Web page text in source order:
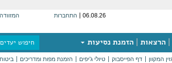
06.08.26 התחברות
הרצאות הזמנת נסיעות חיפוש יעדים
המקוון דף הפייסבוק טיולי ג'יפים הזמנת מפות ומדריכים